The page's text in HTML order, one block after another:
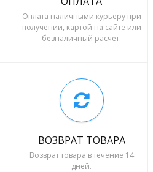
Оплата наличными курьеру при
получении, картой на сайте или
безналичный расчёт.
ВОЗВРАТ ТОВАРА
Возврат товара в течение 14
дней.